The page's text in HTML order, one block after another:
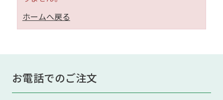
ホームへ戻る
お電話でのご注文